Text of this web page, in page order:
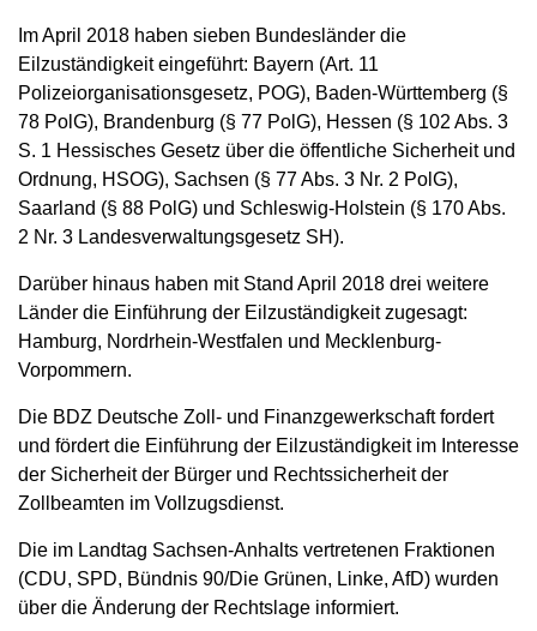
Im April 2018 haben sieben Bundesländer die
Eilzuständigkeit eingeführt: Bayern (Art. 11
Polizeiorganisationsgesetz, POG), Baden-Württemberg (§
78 PolG), Brandenburg (§ 77 PolG), Hessen (§ 102 Abs. 3
S. 1 Hessisches Gesetz über die öffentliche Sicherheit und
Ordnung, HSOG), Sachsen (§ 77 Abs. 3 Nr. 2 PolG),
Saarland (§ 88 PolG) und Schleswig-Holstein (§ 170 Abs.
2 Nr. 3 Landesverwaltungsgesetz SH).
Darüber hinaus haben mit Stand April 2018 drei weitere
Länder die Einführung der Eilzuständigkeit zugesagt:
Hamburg, Nordrhein-Westfalen und Mecklenburg-
Vorpommern.
Die BDZ Deutsche Zoll- und Finanzgewerkschaft fordert
und fördert die Einführung der Eilzuständigkeit im Interesse
der Sicherheit der Bürger und Rechtssicherheit der
Zollbeamten im Vollzugsdienst.
Die im Landtag Sachsen-Anhalts vertretenen Fraktionen
(CDU, SPD, Bündnis 90/Die Grünen, Linke, AfD) wurden
über die Änderung der Rechtslage informiert.